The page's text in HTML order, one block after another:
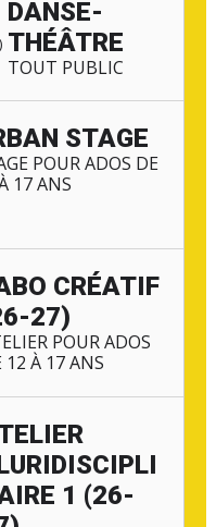
DANSE-
THÉÂTRE
TOUT PUBLIC
STAGE
POUR ADOS DE
17 ANS
CRÉATIF
27)
POUR ADOS
12 À 17 ANS
1 (26-